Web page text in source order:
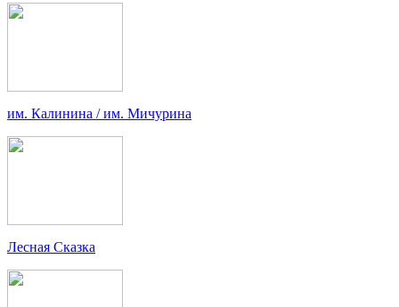
им. Калинина / им. Мичурина
Лесная Сказка